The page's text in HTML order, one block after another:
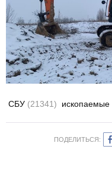
СБУ (21341) ископаемые
ПОДЕЛИТЬСЯ: